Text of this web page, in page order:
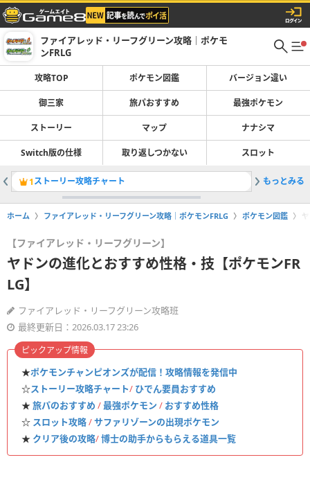
ファイアレッド・リーフグリーン攻略｜ポケモ
ンFRLG
攻略TOP ポケモン図鑑 バージョン違い
御三家 旅パおすすめ 最強ポケモン
ストーリー マップ ナナシマ
Switch版の仕様 取り返しつかない スロット
1ストーリー攻略チャート 2ポケモ
もっとみる
ホーム ファイアレッド・リーフグリーン攻略｜ポケモンFRLG ポケモン図鑑
【ファイアレッド・リーフグリーン】
ヤドンの進化とおすすめ性格・技【ポケモンFR
LG】
ファイアレッド・リーフグリーン攻略班
最終更新日：2026.03.17 23:26
★ポケモンチャンピオンズが配信！攻略情報を発信中
☆ストーリー攻略チャート/ ひでん要員おすすめ
★旅パのおすすめ /最強ポケモン / おすすめ性格
☆ スロット攻略/サファリゾーンの出現ポケモン
★ クリア後の攻略/博士の助手からもらえる道具一覧
ピックアップ情報